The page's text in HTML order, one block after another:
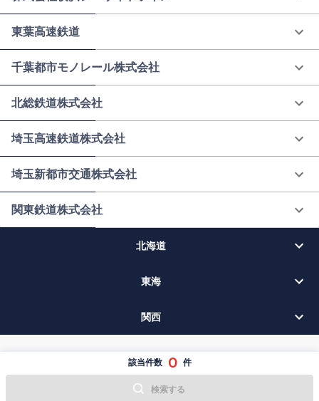
東葉高速鉄道
千葉都市モノレール株式会社
北総鉄道株式会社
埼玉高速鉄道株式会社
埼玉新都市交通株式会社
関東鉄道株式会社
北海道
東海
関西
検索する
該当件数 0 件